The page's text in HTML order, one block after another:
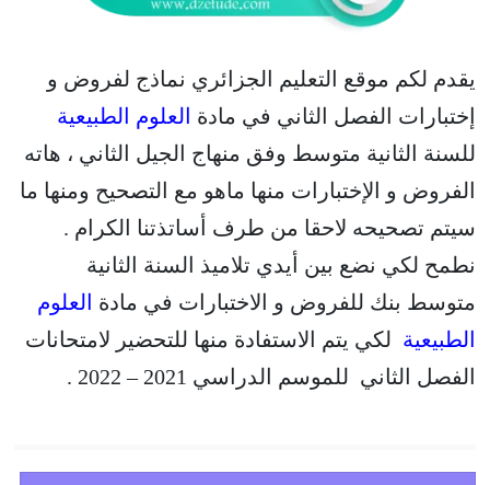
يقدم لكم موقع التعليم الجزائري نماذج لفروض و
إختبارات الفصل الثاني في مادة العلوم الطبيعية
للسنة الثانية متوسط وفق منهاج الجيل الثاني ، هاته
الفروض و الإختبارات منها ماهو مع التصحيح ومنها ما
سيتم تصحيحه لاحقا من طرف أساتذتنا الكرام .
نطمح لكي نضع بين أيدي تلاميذ السنة الثانية
متوسط بنك للفروض و الاختبارات في مادة العلوم
الطبيعية لكي يتم الاستفادة منها للتحضير لامتحانات
الفصل الثاني للموسم الدراسي 2021 – 2022 .